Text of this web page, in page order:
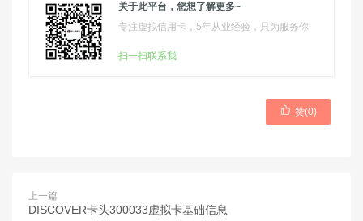
关于此平台，您想了解更多~
专注虚拟信用卡，5年从业经验，只为服务你
扫一扫联系我
 赞(0)
上一篇
DISCOVER卡头300033虚拟卡基础信息